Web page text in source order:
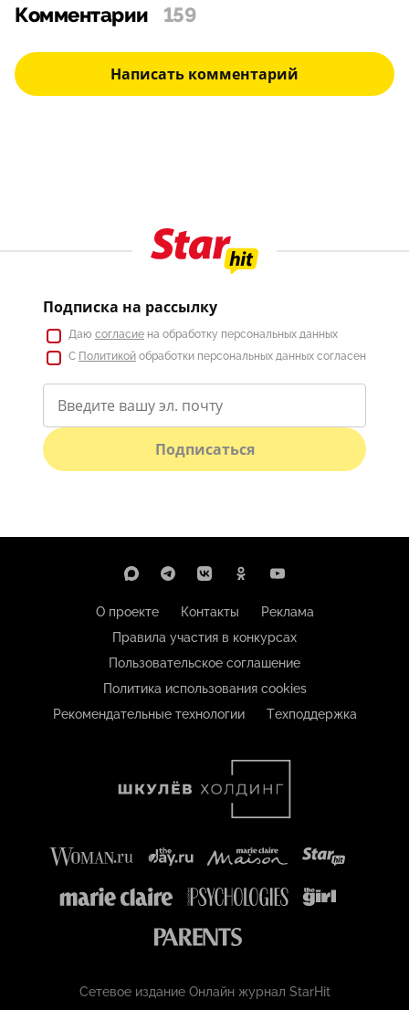
Комментарии 159
Написать комментарий
Подписка на рассылку
Даю согласие на обработку персональных данных
С Политикой обработки персональных данных согласен
Подписаться
О проекте Контакты
Реклама
Правила участия в конкурсах
Пользовательское соглашение
Политика использования cookies
Рекомендательные технологии
Техподдержка
Сетевое издание Онлайн журнал StarHit